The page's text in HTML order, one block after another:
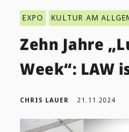
EXPO KULTUR AM
Zehn Jahre
Week“: LAW
CHRIS LAUER 21.11.2024